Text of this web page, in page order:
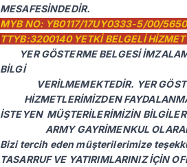
MESAFESİNDEDİR.
MYB NO: YB0117/17UY0333-5/00/5650
TTYB:3200140 YETKİ BELGELİ
YER GÖSTERME BELGESİ
BİLGİ
VERİLMEMEKTEDİR. YER
HİZMETLERİMİZDEN
İSTEYEN MÜŞTERİLERİMİZİN
ARMY GAYRİMENKUL OLARAK
Bizi tercih eden müşterilerimize
TASARRUF VE YATIRIMLARINIZ İÇİN